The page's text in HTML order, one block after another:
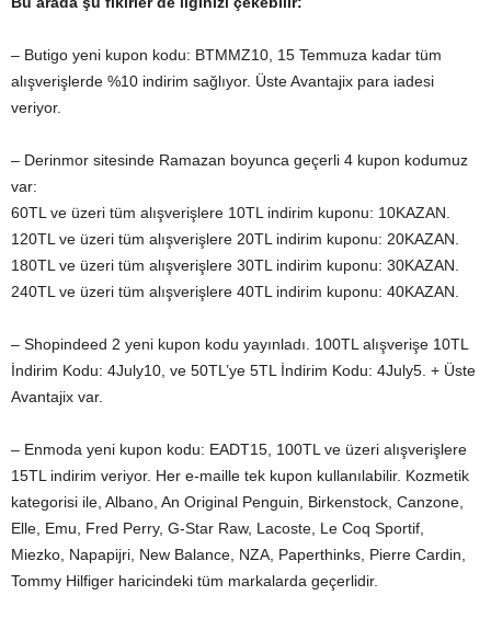
– Butigo yeni kupon kodu: BTMMZ10, 15 Temmuza kadar tüm
alışverişlerde %10 indirim sağlıyor. Üste Avantajix para iadesi
veriyor.
– Derinmor sitesinde Ramazan boyunca geçerli 4 kupon kodumuz
var:
60TL ve üzeri tüm alışverişlere 10TL indirim kuponu: 10KAZAN.
120TL ve üzeri tüm alışverişlere 20TL indirim kuponu: 20KAZAN.
180TL ve üzeri tüm alışverişlere 30TL indirim kuponu: 30KAZAN.
240TL ve üzeri tüm alışverişlere 40TL indirim kuponu: 40KAZAN.
– Shopindeed 2 yeni kupon kodu yayınladı. 100TL alışverişe 10TL
İndirim Kodu: 4July10, ve 50TL’ye 5TL İndirim Kodu: 4July5. + Üste
Avantajix var.
– Enmoda yeni kupon kodu: EADT15, 100TL ve üzeri alışverişlere
15TL indirim veriyor. Her e-maille tek kupon kullanılabilir. Kozmetik
kategorisi ile, Albano, An Original Penguin, Birkenstock, Canzone,
Elle, Emu, Fred Perry, G-Star Raw, Lacoste, Le Coq Sportif,
Miezko, Napapijri, New Balance, NZA, Paperthinks, Pierre Cardin,
Tommy Hilfiger haricindeki tüm markalarda geçerlidir.